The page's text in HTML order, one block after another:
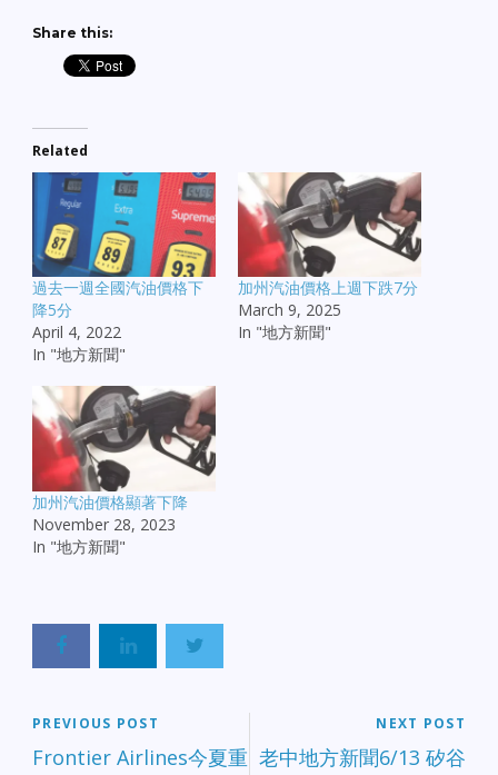
Share this:
Related
過去一週全國汽油價格下
降5分
April 4, 2022
In "地方新聞"
加州汽油價格上週下跌7分
March 9, 2025
In "地方新聞"
加州汽油價格顯著下降
November 28, 2023
In "地方新聞"
PREVIOUS POST
Frontier Airlines今夏重
NEXT POST
老中地方新聞6/13 矽谷